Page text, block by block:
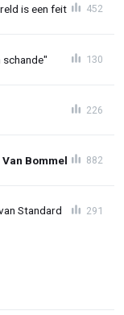
is een feit 452
schande" 130
226
Bommel 882
Standard 291